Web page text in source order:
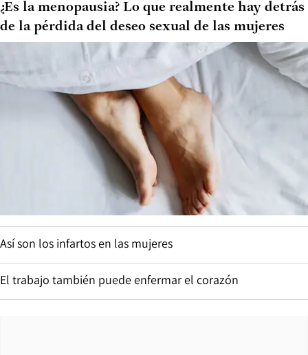
¿Es la menopausia? Lo que realmente hay detrás
de la pérdida del deseo sexual de las mujeres
Así son los infartos en las mujeres
El trabajo también puede enfermar el corazón